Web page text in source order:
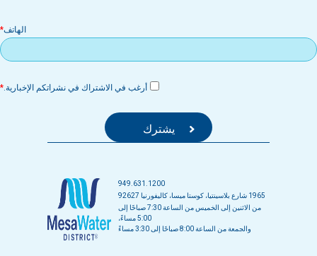
الهاتف
أرغب في الاشتراك في نشراتكم الإخبارية.
949.631.1200
1965 شارع بلاسينتيا، كوستا ميسا، كاليفورنيا 92627
من الاثنين إلى الخميس من الساعة 7:30 صباحًا إلى
5:00 مساءً،
والجمعة من الساعة 8:00 صباحًا إلى 3:30 مساءً